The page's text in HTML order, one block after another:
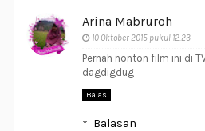
Arina Mabruroh
10 Oktober 2015 pukul 12.23
Pernah nonton film ini di
dagdigdug
Balas
Balasan